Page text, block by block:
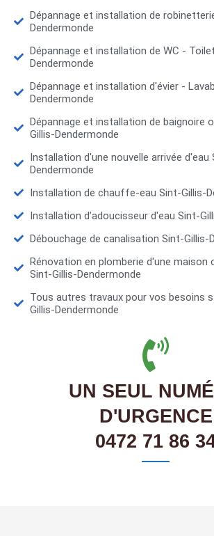
Dépannage et installation de
Dendermonde
Dépannage et installation de WC -
Dendermonde
Dépannage et installation d'évier -
Dendermonde
Dépannage et installation de baignoire
Gillis-Dendermonde
Installation d'une nouvelle arrivée d'eau
Dendermonde
Installation de chauffe-eau Sint-Gillis-
Installation d’adoucisseur d'eau Sint-
Débouchage de canalisation Sint-Gillis-
Rénovation en plomberie d'une maison
Sint-Gillis-Dendermonde
Tous autres travaux pour vos besoins
Gillis-Dendermonde
UN SEUL
D'URGENCE
0472 71 86